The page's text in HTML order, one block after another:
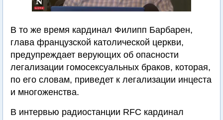
В то же время кардинал Филипп Барбарен,
глава французской католической церкви,
предупреждает верующих об опасности
легализации гомосексуальных браков, которая,
по его словам, приведет к легализации инцеста
и многоженства.
В интервью радиостанции RFC кардинал